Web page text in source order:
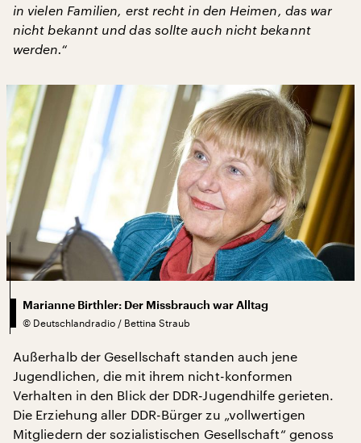
in vielen Familien, erst recht in den Heimen, das war
nicht bekannt und das sollte auch nicht bekannt
werden.“
Marianne Birthler: Der Missbrauch war Alltag
© Deutschlandradio / Bettina Straub
Außerhalb der Gesellschaft standen auch jene
Jugendlichen, die mit ihrem nicht-konformen
Verhalten in den Blick der DDR-Jugendhilfe gerieten.
Die Erziehung aller DDR-Bürger zu „vollwertigen
Mitgliedern der sozialistischen Gesellschaft“ genoss